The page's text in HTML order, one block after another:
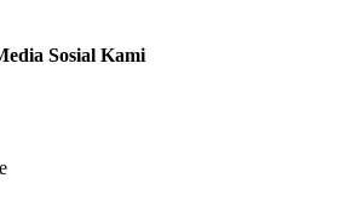
Sosial Kami